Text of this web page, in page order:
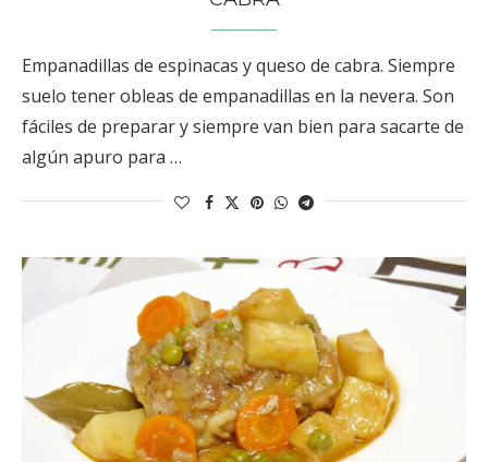
Empanadillas de espinacas y queso de cabra. Siempre
suelo tener obleas de empanadillas en la nevera. Son
fáciles de preparar y siempre van bien para sacarte de
algún apuro para …